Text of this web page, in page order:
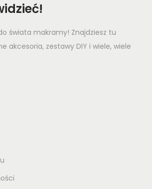
s
:
3
świata makramy! Znajdziesz tu
akcesoria, zestawy DIY i wiele, wiele